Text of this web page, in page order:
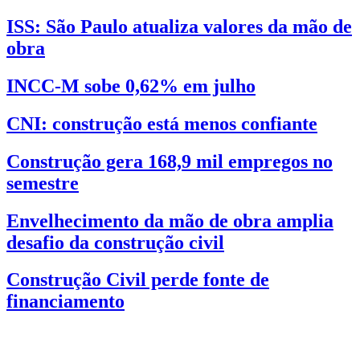
ISS: São Paulo atualiza valores da mão de
obra
INCC-M sobe 0,62% em julho
CNI: construção está menos confiante
Construção gera 168,9 mil empregos no
semestre
Envelhecimento da mão de obra amplia
desafio da construção civil
Construção Civil perde fonte de
financiamento